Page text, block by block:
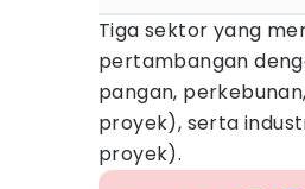
Tiga sektor yang
pertambangan
pangan,
proyek), serta
proyek).